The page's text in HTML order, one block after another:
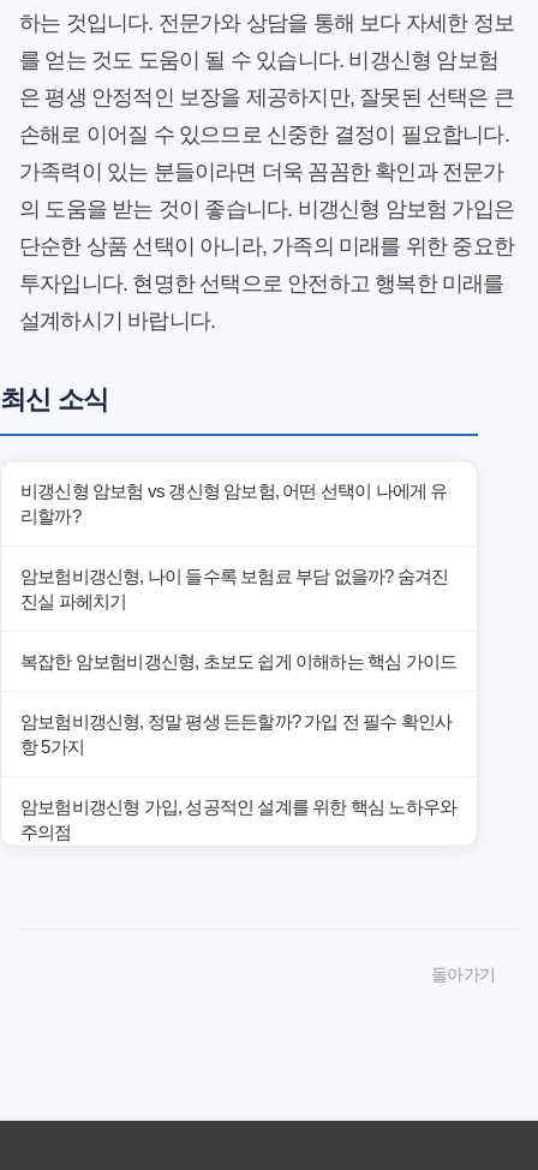
하는 것입니다. 전문가와 상담을 통해 보다 자세한 정보
를 얻는 것도 도움이 될 수 있습니다. 비갱신형 암보험
은 평생 안정적인 보장을 제공하지만, 잘못된 선택은 큰
손해로 이어질 수 있으므로 신중한 결정이 필요합니다.
가족력이 있는 분들이라면 더욱 꼼꼼한 확인과 전문가
의 도움을 받는 것이 좋습니다. 비갱신형 암보험 가입은
단순한 상품 선택이 아니라, 가족의 미래를 위한 중요한
투자입니다. 현명한 선택으로 안전하고 행복한 미래를
설계하시기 바랍니다.
최신 소식
비갱신형 암보험 vs 갱신형 암보험, 어떤 선택이 나에게 유
리할까?
암보험비갱신형, 나이 들수록 보험료 부담 없을까? 숨겨진
진실 파헤치기
복잡한 암보험비갱신형, 초보도 쉽게 이해하는 핵심 가이드
암보험비갱신형, 정말 평생 든든할까? 가입 전 필수 확인사
항 5가지
암보험비갱신형 가입, 성공적인 설계를 위한 핵심 노하우와
주의점
갱신형 암보험과 비갱신형, 어떤 차이가 있을까? 내게 맞는
돌아가기